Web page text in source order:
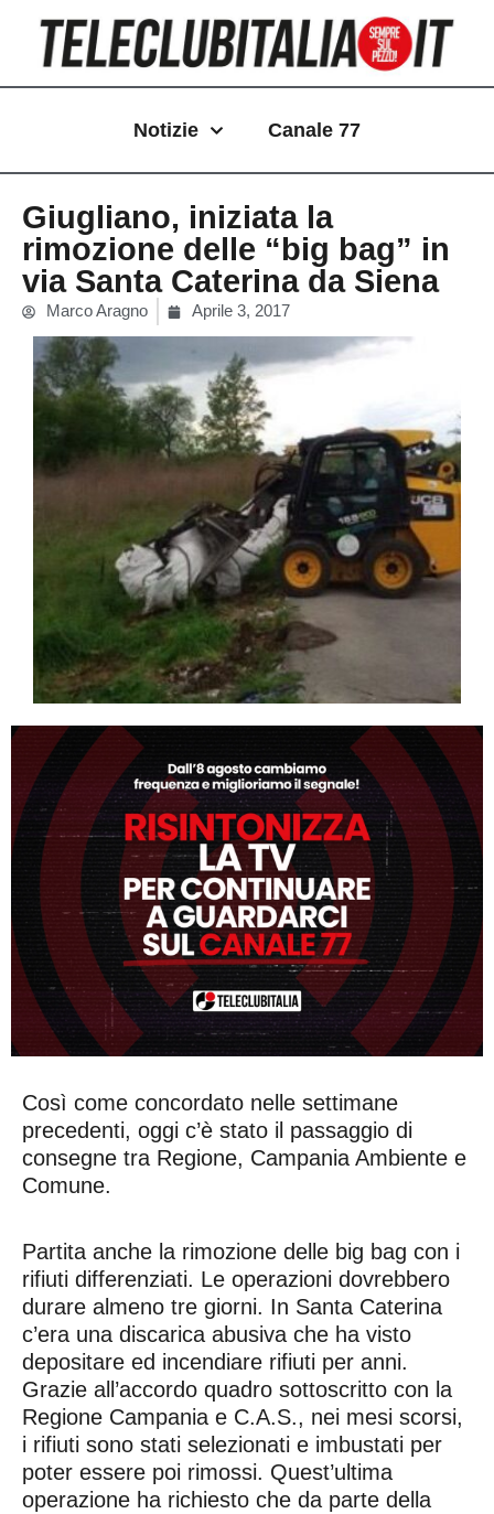
contenuto
Notizie Canale 77
Giugliano, iniziata la
rimozione delle “big bag” in
via Santa Caterina da Siena
Marco Aragno Aprile 3, 2017
Così come concordato nelle settimane
precedenti, oggi c’è stato il passaggio di
consegne tra Regione, Campania Ambiente e
Comune.
Partita anche la rimozione delle big bag con i
rifiuti differenziati. Le operazioni dovrebbero
durare almeno tre giorni. In Santa Caterina
c’era una discarica abusiva che ha visto
depositare ed incendiare rifiuti per anni.
Grazie all’accordo quadro sottoscritto con la
Regione Campania e C.A.S., nei mesi scorsi,
i rifiuti sono stati selezionati e imbustati per
poter essere poi rimossi. Quest’ultima
operazione ha richiesto che da parte della